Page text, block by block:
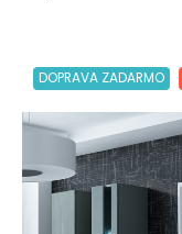
DOPRAVA ZADARMO